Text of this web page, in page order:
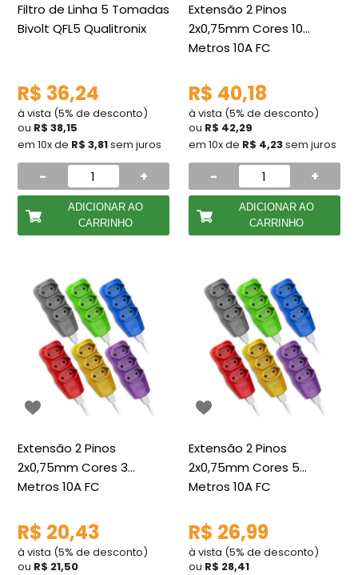
Filtro de Linha 5 Tomadas
Bivolt QFL5 Qualitronix
R$ 36,24
à vista (5% de desconto)
ou R$ 38,15
em 10x de R$ 3,81sem juros
- +
ADICIONAR AO
CARRINHO
Extensão 2 Pinos
2x0,75mm Cores 10
Metros 10A FC
R$ 40,18
à vista (5% de desconto)
ou R$ 42,29
em 10x de R$ 4,23sem juros
- +
ADICIONAR AO
CARRINHO
Extensão 2 Pinos
2x0,75mm Cores 3
Metros 10A FC
R$ 20,43
à vista (5% de desconto)
ou R$ 21,50
Extensão 2 Pinos
2x0,75mm Cores 5
Metros 10A FC
R$ 26,99
à vista (5% de desconto)
ou R$ 28,41